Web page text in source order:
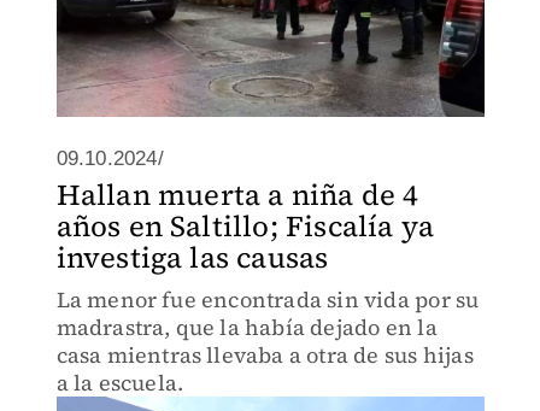
09.10.2024/
Hallan muerta a niña de 4
años en Saltillo; Fiscalía ya
investiga las causas
La menor fue encontrada sin vida por su
madrastra, que la había dejado en la
casa mientras llevaba a otra de sus hijas
a la escuela.